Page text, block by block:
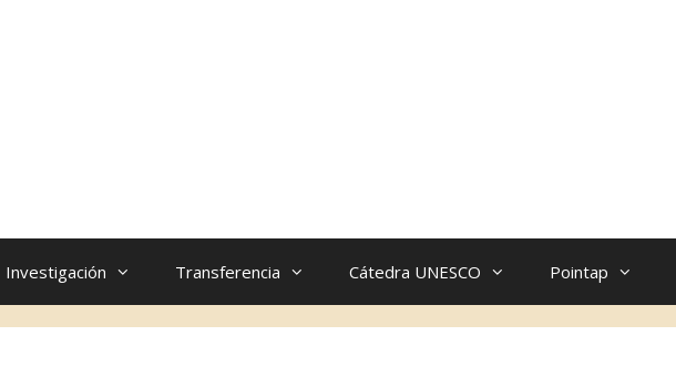
Investigación Transferencia Cátedra UNESCO Pointap